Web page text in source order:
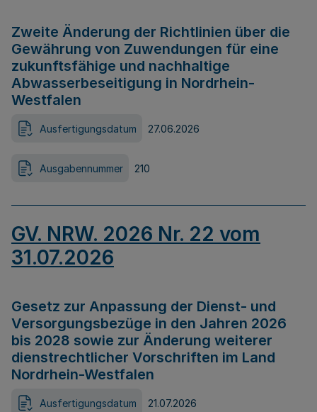
Zweite Änderung der Richtlinien über die
Gewährung von Zuwendungen für eine
zukunftsfähige und nachhaltige
Abwasserbeseitigung in Nordrhein-
Westfalen
Ausfertigungsdatum 27.06.2026
Ausgabennummer 210
GV. NRW. 2026 Nr. 22 vom
31.07.2026
Gesetz zur Anpassung der Dienst- und
Versorgungsbezüge in den Jahren 2026
bis 2028 sowie zur Änderung weiterer
dienstrechtlicher Vorschriften im Land
Nordrhein-Westfalen
Ausfertigungsdatum 21.07.2026